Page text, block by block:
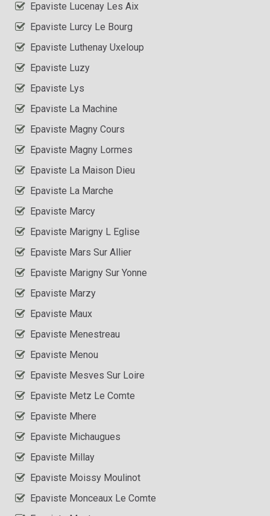
Epaviste Lucenay Les Aix
Epaviste Lurcy Le Bourg
Epaviste Luthenay Uxeloup
Epaviste Luzy
Epaviste Lys
Epaviste La Machine
Epaviste Magny Cours
Epaviste Magny Lormes
Epaviste La Maison Dieu
Epaviste La Marche
Epaviste Marcy
Epaviste Marigny L Eglise
Epaviste Mars Sur Allier
Epaviste Marigny Sur Yonne
Epaviste Marzy
Epaviste Maux
Epaviste Menestreau
Epaviste Menou
Epaviste Mesves Sur Loire
Epaviste Metz Le Comte
Epaviste Mhere
Epaviste Michaugues
Epaviste Millay
Epaviste Moissy Moulinot
Epaviste Monceaux Le Comte